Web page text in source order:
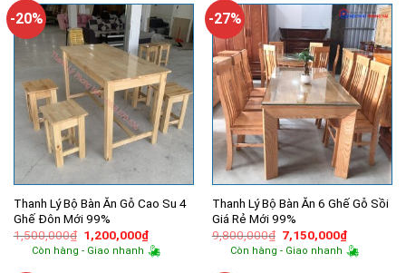
2,350,000₫.
-20%
Thanh Lý Bộ Bàn Ăn Gỗ Cao Su 4
Ghế Đôn Mới 99%
1,500,000₫ Giá
gốc
là:
1,200,000₫Giá
hiện
tại
Còn hàng - Giao nhanh
-27%
Thanh Lý Bộ Bàn Ăn 6 Ghế Gỗ Sồi
Giá Rẻ Mới 99%
9,800,000₫ Giá
gốc
là:
7,150,000₫Giá
hiện
tại
Còn hàng - Giao nhanh